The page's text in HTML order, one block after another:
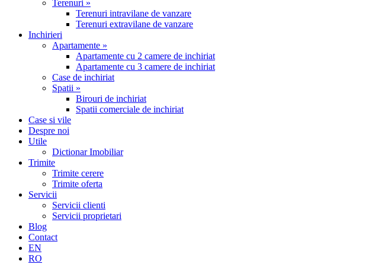
Terenuri »
Terenuri intravilane de vanzare
Terenuri extravilane de vanzare
Inchirieri
Apartamente »
Apartamente cu 2 camere de inchiriat
Apartamente cu 3 camere de inchiriat
Case de inchiriat
Spatii »
Birouri de inchiriat
Spatii comerciale de inchiriat
Case si vile
Despre noi
Utile
Dictionar Imobiliar
Trimite
Trimite cerere
Trimite oferta
Servicii
Servicii clienti
Servicii proprietari
Blog
Contact
EN
RO